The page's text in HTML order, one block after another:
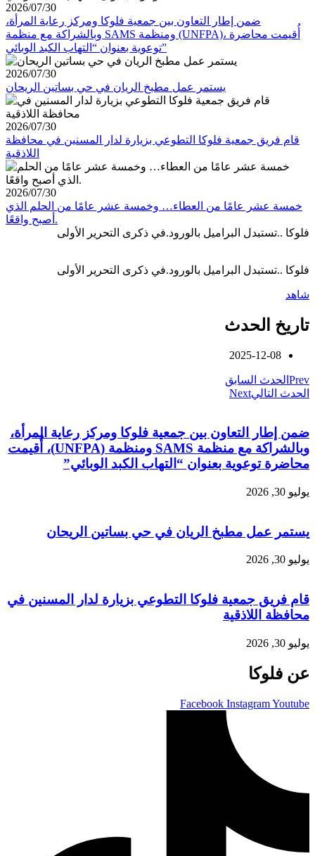
2026/07/30
ضمن إطار التعاون بين جمعية فلوكا ومركز رعاية المرأة،
وبالشراكة مع منظمة SAMS ومنظمة (UNFPA)، أُقيمت محاضرة
توعوية بعنوان “التهاب الكبد الوبائي”
2026/07/30
يستمر عمل مطبخ الريان في حي بساتين الريحان
2026/07/30
قام فريق جمعية فلوكا التطوعي بزيارة لدار المسنين في محافظة
اللاذقية
2026/07/30
خمسة عشر عامًا من العطاء… وخمسة عشر عامًا من الحلم الذي
أصبح واقعًا.
فلوكا ..تستبدل البراميل بالورود.في ذكرى التحرير الأولى
فلوكا ..تستبدل البراميل بالورود.في ذكرى التحرير الأولى
شاهد
تاريخ الحدث
2025-12-08
Prev الحدث السابق
الحدث التاليNext
ضمن إطار التعاون بين جمعية فلوكا ومركز رعاية المرأة،
وبالشراكة مع منظمة SAMS ومنظمة (UNFPA)، أُقيمت
محاضرة توعوية بعنوان “التهاب الكبد الوبائي”
يوليو 30, 2026
يستمر عمل مطبخ الريان في حي بساتين الريحان
يوليو 30, 2026
قام فريق جمعية فلوكا التطوعي بزيارة لدار المسنين في
محافظة اللاذقية
يوليو 30, 2026
عن فلوكا
Facebook InstagramYoutube